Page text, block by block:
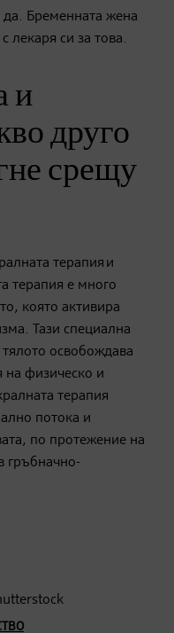
да. Бременната жена
лекаря си за това.
и
друго
срещу
терапия и
терапия е много
която активира
Тази специална
освобождава
на физическо и
терапия
потока и
по протежение на
гръбначно-